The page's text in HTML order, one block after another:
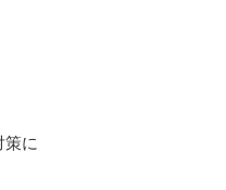
策に